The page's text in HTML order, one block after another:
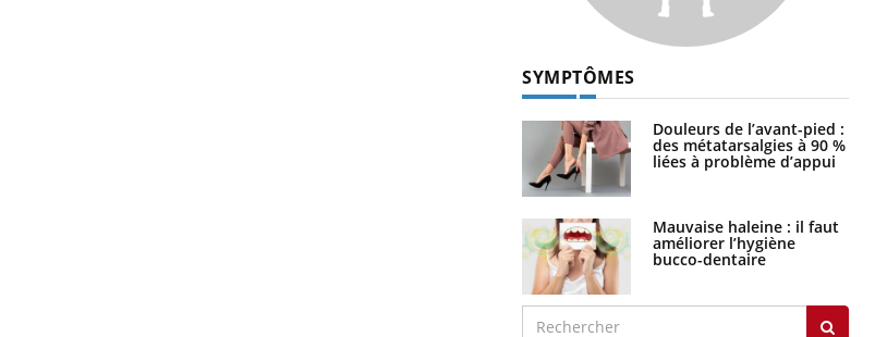
SYMPTÔMES
Douleurs de l’avant-pied :
des métatarsalgies à 90 %
liées à problème d’appui
Mauvaise haleine : il faut
améliorer l’hygiène
bucco-dentaire